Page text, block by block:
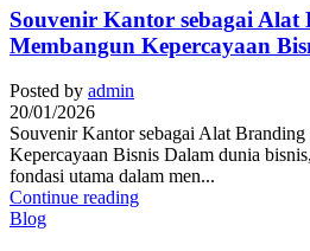
Souvenir Kantor sebagai Alat
Membangun Kepercayaan
Posted by admin
20/01/2026
Souvenir Kantor sebagai Alat
Kepercayaan Bisnis Dalam dunia
fondasi utama dalam men...
Continue reading
Blog